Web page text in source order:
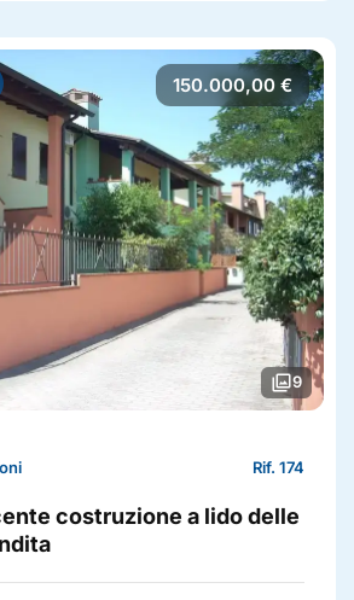
photo_library9
150.000,00 €
Rif. 174
costruzione a lido delle